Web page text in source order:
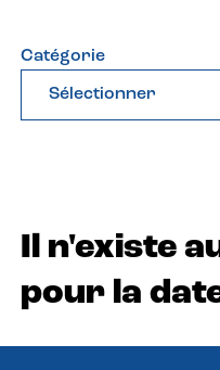
Catégorie
Sélectionner
Il n'existe
pour la